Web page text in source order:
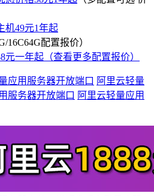
机49元1年起
16C64G配置报价）
元一年起（查看更多配置报价）
应用服务器开放端口 阿里云轻量
服务器开放端口 阿里云轻量应用